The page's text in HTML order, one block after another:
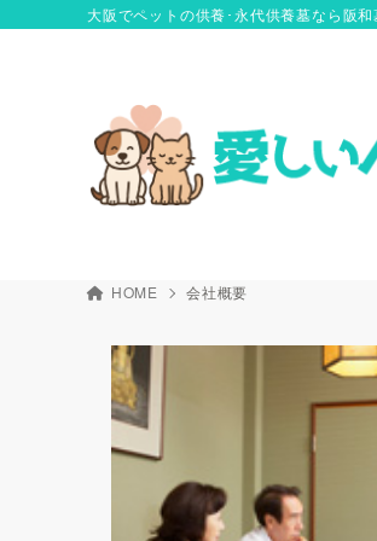
大阪でペットの供養･永代供養墓なら阪
HOME 会社概要